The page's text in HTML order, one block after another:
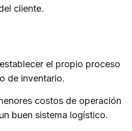
cliente.
el propio proceso
de inventario.
costos de operación
buen sistema logístico.